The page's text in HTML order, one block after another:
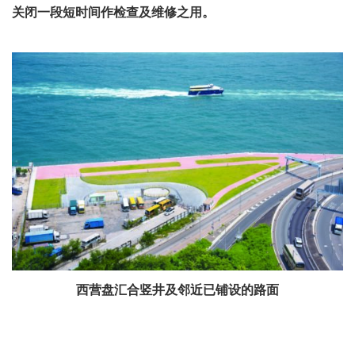
关闭一段短时间作检查及维修之用。
西营盘汇合竖井及邻近已铺设的路面